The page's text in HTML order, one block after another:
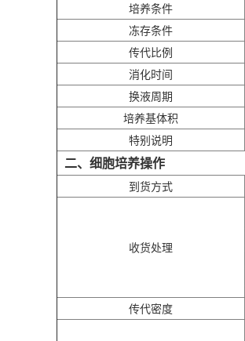
培养条件
冻存条件
传代比例
消化时间
换液周期
培养基体积
特别说明
二、细胞培养操作
到货方式
收货处理
传代密度